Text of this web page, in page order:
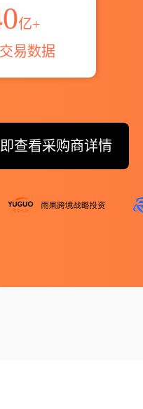
亿+
易数据
查看采购商详情